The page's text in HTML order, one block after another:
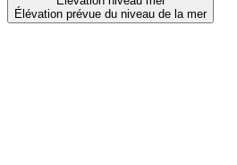
Élévation prévue du niveau de la mer